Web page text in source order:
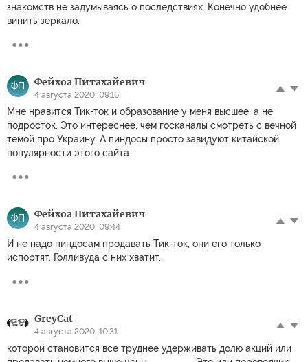
знакомств не задумываясь о последствиях. Конечно удобнее
винить зеркало.
ФП Фейхоа Питахайевич
4 августа 2020, 09:16
Мне нравится Тик-ток и образование у меня высшее, а не
подросток. Это интереснее, чем госканалы смотреть с вечной
темой про Украину. А пиндосы просто завидуют китайской
популярности этого сайта.
ФП Фейхоа Питахайевич
4 августа 2020, 09:44
И не надо пиндосам продавать Тик-ток, они его только
испортят. Голливуда с них хватит.
GreyCat
4 августа 2020, 10:31
которой становится все труднее удерживать долю акций или